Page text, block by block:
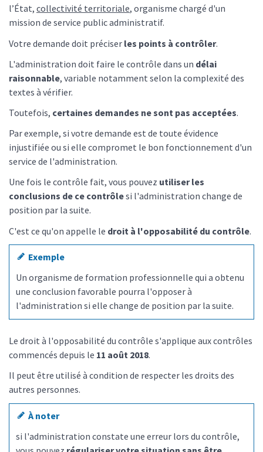
l’État, collectivité territoriale, organisme chargé d'un
mission de service public administratif.
Votre demande doit préciser les points à contrôler.
L'administration doit faire le contrôle dans un délai
raisonnable, variable notamment selon la complexité des
textes à vérifier.
Toutefois, certaines demandes ne sont pas acceptées.
Par exemple, si votre demande est de toute évidence
injustifiée ou si elle compromet le bon fonctionnement d'un
service de l'administration.
Une fois le contrôle fait, vous pouvez utiliser les
conclusions de ce contrôlesi l'administration change de
position par la suite.
C'est ce qu'on appelle le droit à l'opposabilité du contrôle.
Exemple
Un organisme de formation professionnelle qui a obtenu
une conclusion favorable pourra l'opposer à
l'administration si elle change de position par la suite.
Le droit à l'opposabilité du contrôle s'applique aux contrôles
commencés depuis le 11 août 2018.
Il peut être utilisé à condition de respecter les droits des
autres personnes.
À noter
si l'administration constate une erreur lors du contrôle,